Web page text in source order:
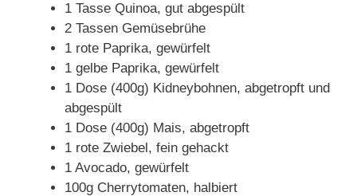
1 Tasse Quinoa, gut abgespült
2 Tassen Gemüsebrühe
1 rote Paprika, gewürfelt
1 gelbe Paprika, gewürfelt
1 Dose (400g) Kidneybohnen, abgetropft und
abgespült
1 Dose (400g) Mais, abgetropft
1 rote Zwiebel, fein gehackt
1 Avocado, gewürfelt
100g Cherrytomaten, halbiert